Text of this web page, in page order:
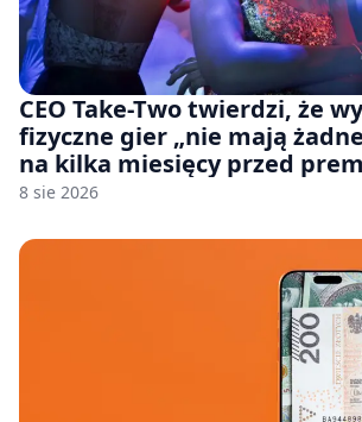
CEO Take-Two twierdzi, że
fizyczne gier „nie mają
na kilka miesięcy przed
8 sie 2026